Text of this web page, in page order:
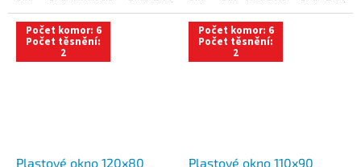
Počet komor: 6
Počet těsnění:
2
Plastové okno 120x80
Počet komor: 6
Počet těsnění:
2
Plastové okno 110x90